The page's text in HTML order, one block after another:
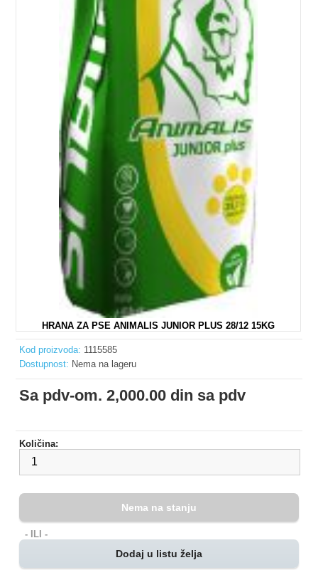
HRANA ZA PSE ANIMALIS JUNIOR PLUS 28/12 15KG
Kod proizvoda: 1115585
Dostupnost: Nema na lageru
Sa pdv-om. 2,000.00 din sa pdv
Količina:
- ILI -
Dodaj u listu želja